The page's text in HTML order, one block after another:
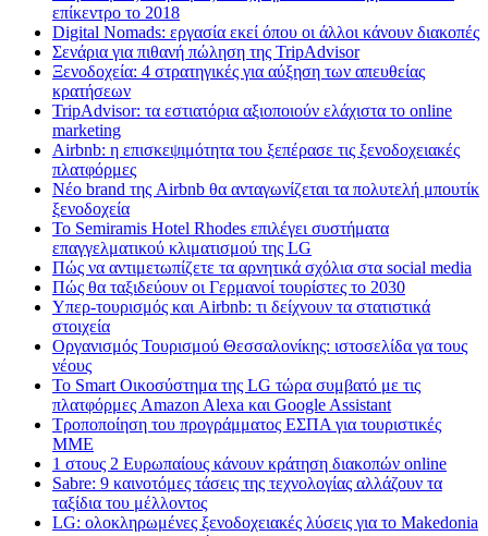
επίκεντρο το 2018
Digital Nomads: εργασία εκεί όπου οι άλλοι κάνουν διακοπές
Σενάρια για πιθανή πώληση της TripAdvisor
Ξενοδοχεία: 4 στρατηγικές για αύξηση των απευθείας
κρατήσεων
TripAdvisor: τα εστιατόρια αξιοποιούν ελάχιστα το online
marketing
Airbnb: η επισκεψιμότητα του ξεπέρασε τις ξενοδοχειακές
πλατφόρμες
Nέο brand της Airbnb θα ανταγωνίζεται τα πολυτελή μπουτίκ
ξενοδοχεία
Το Semiramis Hotel Rhodes επιλέγει συστήματα
επαγγελματικού κλιματισμού της LG
Πώς να αντιμετωπίζετε τα αρνητικά σχόλια στα social media
Πώς θα ταξιδεύουν οι Γερμανοί τουρίστες το 2030
Υπερ-τουρισμός και Airbnb: τι δείχνουν τα στατιστικά
στοιχεία
Οργανισμός Τουρισμού Θεσσαλονίκης: ιστοσελίδα γα τους
νέους
Το Smart Οικοσύστημα της LG τώρα συμβατό με τις
πλατφόρμες Amazon Alexa και Google Assistant
Τροποποίηση του προγράμματος ΕΣΠΑ για τουριστικές
ΜΜΕ
1 στους 2 Ευρωπαίους κάνουν κράτηση διακοπών online
Sabre: 9 καινοτόμες τάσεις της τεχνολογίας αλλάζουν τα
ταξίδια του μέλλοντος
LG: ολοκληρωμένες ξενοδοχειακές λύσεις για τo Makedonia